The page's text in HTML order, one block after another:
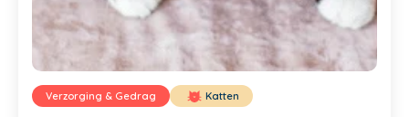
Verzorging & Gedrag Katten